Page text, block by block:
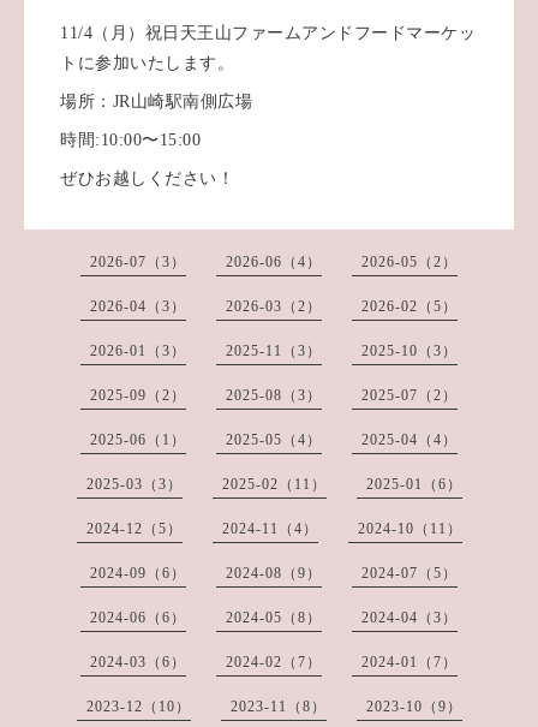
11/4（月）祝日天王山ファームアンドフードマーケッ
トに参加いたします。
場所：JR山崎駅南側広場
時間:10:00〜15:00
ぜひお越しください！
2026-07（3） 2026-06（4） 2026-05（2）
2026-04（3） 2026-03（2） 2026-02（5）
2026-01（3） 2025-11（3） 2025-10（3）
2025-09（2） 2025-08（3） 2025-07（2）
2025-06（1） 2025-05（4） 2025-04（4）
2025-03（3） 2025-02（11） 2025-01（6）
2024-12（5） 2024-11（4） 2024-10（11）
2024-09（6） 2024-08（9） 2024-07（5）
2024-06（6） 2024-05（8） 2024-04（3）
2024-03（6） 2024-02（7） 2024-01（7）
2023-12（10） 2023-11（8） 2023-10（9）